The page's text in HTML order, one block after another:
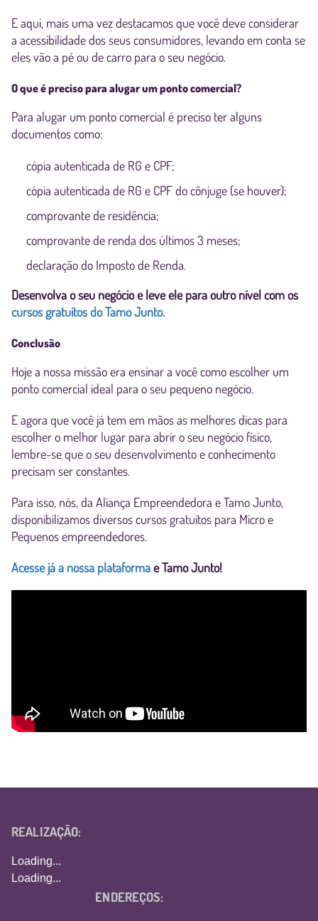
E aqui, mais uma vez destacamos que você deve considerar
a acessibilidade dos seus consumidores, levando em conta se
eles vão a pé ou de carro para o seu negócio.
O que é preciso para alugar um ponto comercial?
Para alugar um ponto comercial é preciso ter alguns
documentos como:
cópia autenticada de RG e CPF;
cópia autenticada de RG e CPF do cônjuge (se houver);
comprovante de residência;
comprovante de renda dos últimos 3 meses;
declaração do Imposto de Renda.
Desenvolva o seu negócio e leve ele para outro nível com os
cursos gratuitos do Tamo Junto.
Conclusão
Hoje a nossa missão era ensinar a você como escolher um
ponto comercial ideal para o seu pequeno negócio.
E agora que você já tem em mãos as melhores dicas para
escolher o melhor lugar para abrir o seu negócio físico,
lembre-se que o seu desenvolvimento e conhecimento
precisam ser constantes.
Para isso, nós, da Aliança Empreendedora e Tamo Junto,
disponibilizamos diversos cursos gratuitos para Micro e
Pequenos empreendedores.
Acesse já a nossa plataformae Tamo Junto!
REALIZAÇÃO:
Loading...
Loading...
ENDEREÇOS: